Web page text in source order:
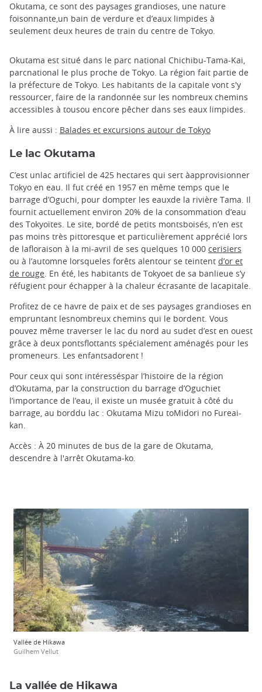
Okutama, ce sont des paysages grandioses, une nature
foisonnante,un bain de verdure et d’eaux limpides à
seulement deux heures de train du centre de Tokyo.
Okutama est situé dans le parc national Chichibu-Tama-Kai,
parcnational le plus proche de Tokyo. La région fait partie de
la préfecture de Tokyo. Les habitants de la capitale vont s'y
ressourcer, faire de la randonnée sur les nombreux chemins
accessibles à tousou encore pêcher dans ses eaux limpides.
À lire aussi : Balades et excursions autour de Tokyo
Le lac Okutama
C’est unlac artificiel de 425 hectares qui sert àapprovisionner
Tokyo en eau. Il fut créé en 1957 en même temps que le
barrage d’Oguchi, pour dompter les eauxde la rivière Tama. Il
fournit actuellement environ 20% de la consommation d’eau
des Tokyoïtes. Le site, bordé de petits montsboisés, n’en est
pas moins très pittoresque et particulièrement apprécié lors
de lafloraison à la mi-avril de ses quelques 10 000 cerisiers
ou à l’automne lorsqueles forêts alentour se teintent d’or et
de rouge. En été, les habitants de Tokyoet de sa banlieue s’y
réfugient pour échapper à la chaleur écrasante de lacapitale.
Profitez de ce havre de paix et de ses paysages grandioses en
empruntant lesnombreux chemins qui le bordent. Vous
pouvez même traverser le lac du nord au sudet d’est en ouest
grâce à deux pontsflottants spécialement aménagés pour les
promeneurs. Les enfantsadorent !
Pour ceux qui sont intéresséspar l’histoire de la région
d’Okutama, par la construction du barrage d’Oguchiet
l’importance de l’eau, il existe un musée gratuit à côté du
barrage, au borddu lac : Okutama Mizu toMidori no Fureai-
kan.
Accès : À 20 minutes de bus de la gare de Okutama,
descendre à l'arrêt Okutama-ko.
Vallée de Hikawa
Guilhem Vellut
La vallée de Hikawa